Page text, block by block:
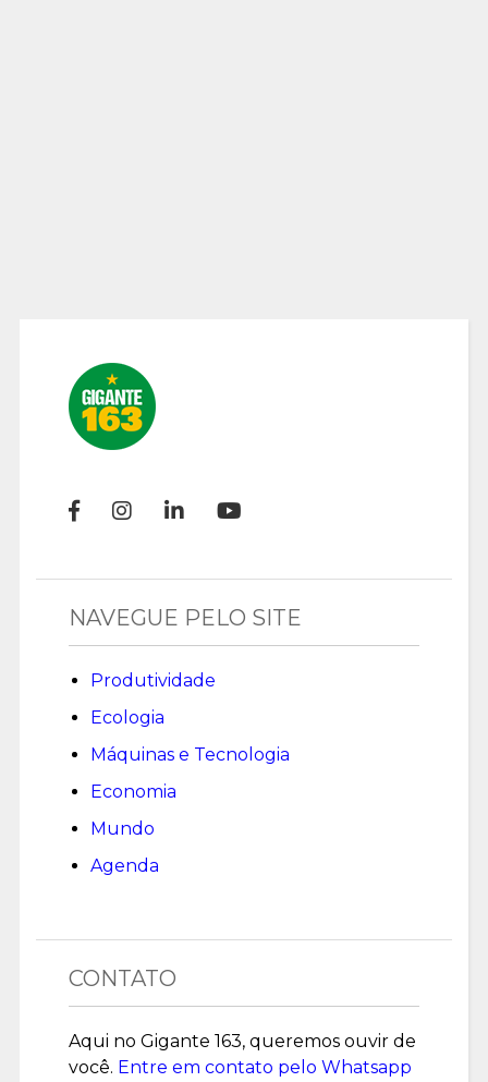
NAVEGUE PELO SITE
Produtividade
Ecologia
Máquinas e Tecnologia
Economia
Mundo
Agenda
CONTATO
Aqui no Gigante 163, queremos ouvir de
você. Entre em contato pelo Whatsapp